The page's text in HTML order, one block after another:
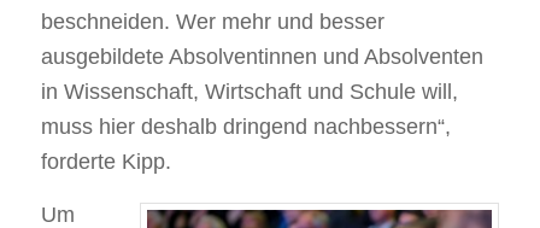
beschneiden. Wer mehr und besser
ausgebildete Absolventinnen und Absolventen
in Wissenschaft, Wirtschaft und Schule will,
muss hier deshalb dringend nachbessern“,
forderte Kipp.
Um